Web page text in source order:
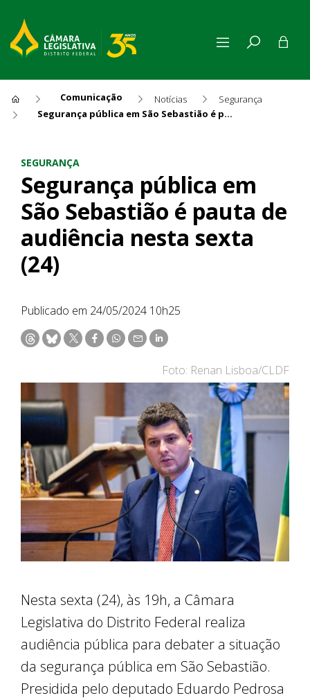
Comunicação Notícias
Segurança
Segurança pública em São Sebastião é pauta de audiência nesta sexta (24)
SEGURANÇA
Segurança pública em
São Sebastião é pauta de
audiência nesta sexta
(24)
Publicado em 24/05/2024 10h25
Foto: Renan Lisboa/CLDF
Nesta sexta (24), às 19h, a Câmara
Legislativa do Distrito Federal realiza
audiência pública para debater a situação
da segurança pública em São Sebastião.
Presidida pelo deputado Eduardo Pedrosa